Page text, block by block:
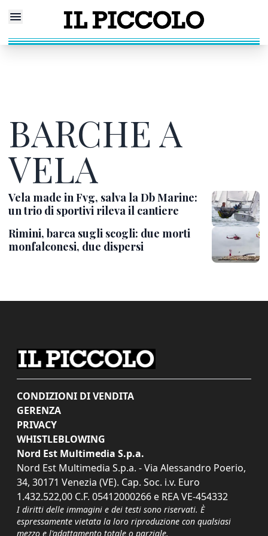
BARCHE A
VELA
Vela made in Fvg, salva la Db Marine:
un trio di sportivi rileva il cantiere
Rimini, barca sugli scogli: due morti
monfalconesi, due dispersi
CONDIZIONI DI VENDITA
GERENZA
PRIVACY
WHISTLEBLOWING
Nord Est Multimedia S.p.a.
Nord Est Multimedia S.p.a. - Via Alessandro Poerio,
34, 30171 Venezia (VE). Cap. Soc. i.v. Euro
1.432.522,00 C.F. 05412000266 e REA VE-454332
I diritti delle immagini e dei testi sono riservati. È
espressamente vietata la loro riproduzione con qualsiasi
mezzo e l'adattamento totale o parziale.